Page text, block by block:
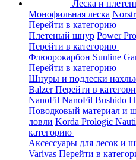
Леска и
Монофильная леска
Перейти в категорию
Плетеный шнур Power Pro
Перейти в категорию
Флюорокарбон Sunline
Перейти в категорию
Шнуры и подлески
BalzerПерейти в
NanoFil NanoFil Bushido
Поводковый материал и
ловли Korda Prologic
категорию
Аксессуары для лесок и
Varivas Перейти в